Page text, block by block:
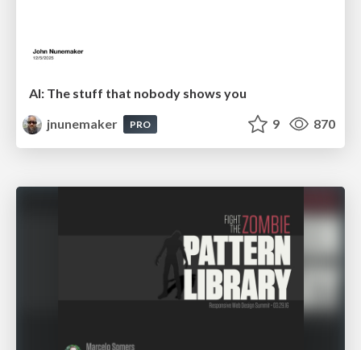
AI: The stuff that nobody shows you
jnunemaker
PRO 9 870